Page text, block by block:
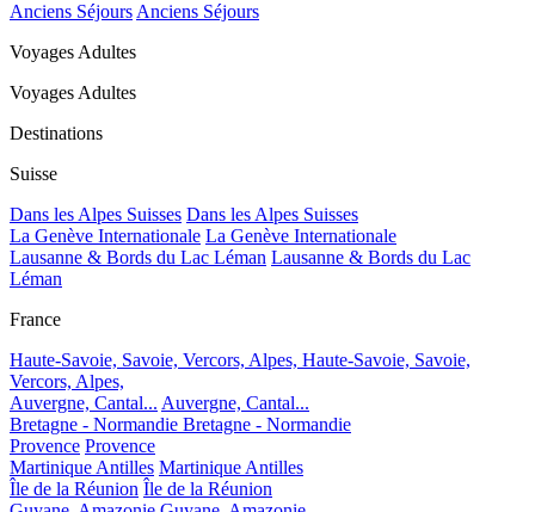
Anciens Séjours Anciens Séjours
Voyages Adultes
Voyages Adultes
Destinations
Suisse
Dans les Alpes Suisses Dans les Alpes Suisses
La Genève Internationale La Genève Internationale
Lausanne & Bords du Lac Léman Lausanne & Bords du Lac
Léman
France
Haute-Savoie, Savoie, Vercors, Alpes, Haute-Savoie, Savoie,
Vercors, Alpes,
Auvergne, Cantal... Auvergne, Cantal...
Bretagne - Normandie Bretagne - Normandie
Provence Provence
Martinique Antilles Martinique Antilles
Île de la Réunion Île de la Réunion